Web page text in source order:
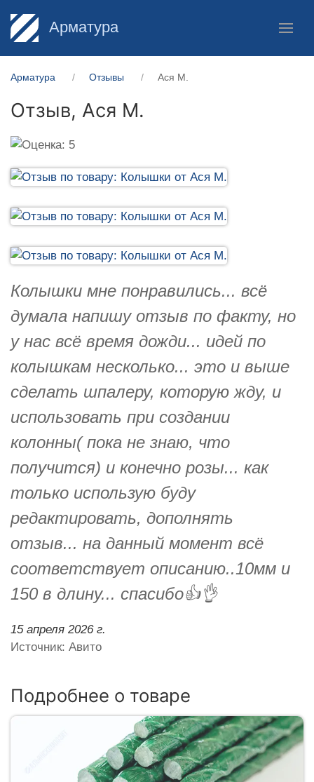
Арматура
Арматура Отзывы Ася М.
Отзыв, Ася М.
Колышки мне понравились... всё
думала напишу отзыв по факту, но
у нас всё время дожди... идей по
колышкам несколько... это и выше
сделать шпалеру, которую жду, и
использовать при создании
колонны( пока не знаю, что
получится) и конечно розы... как
только использую буду
редактировать, дополнять
отзыв... на данный момент всё
соответствует описанию..10мм и
150 в длину... спасибо👍👌
15 апреля 2026 г.
Источник: Авито
Подробнее о товаре